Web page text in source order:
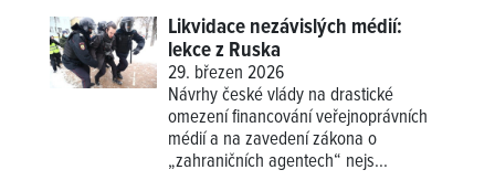
Likvidace nezávislých médií:
lekce z Ruska
29. březen 2026
Návrhy české vlády na drastické
omezení financování veřejnoprávních
médií a na zavedení zákona o
„zahraničních agentech“ nejs...